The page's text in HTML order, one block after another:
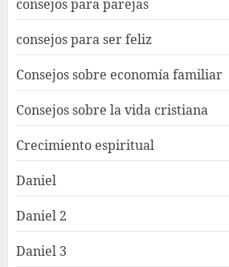
consejos para parejas
consejos para ser feliz
Consejos sobre economía familiar
Consejos sobre la vida cristiana
Crecimiento espiritual
Daniel
Daniel 2
Daniel 3